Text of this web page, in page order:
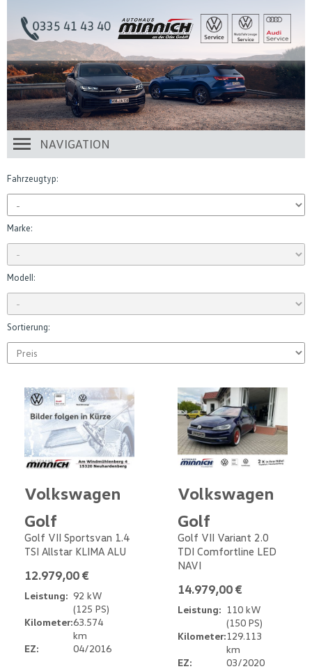
NAVIGATION
Fahrzeugtyp:
Marke:
Modell:
Sortierung:
Volkswagen
Golf
Golf VII Sportsvan 1.4
TSI Allstar KLIMA ALU
12.979,00 €
Leistung: 92 kW
(125 PS)
Kilometer:63.574
km
EZ:
04/2016
Volkswagen
Golf
Golf VII Variant 2.0
TDI Comfortline LED
NAVI
14.979,00 €
Leistung: 110 kW
(150 PS)
Kilometer:129.113
km
EZ:
03/2020